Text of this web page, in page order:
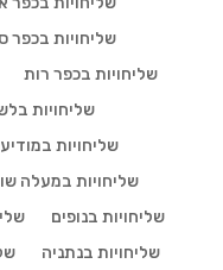
שליחויות בכפר
שליחויות בכפר רות
שליחויות
שליחויות
שליחויות במעלה
שליחויות בנופים
שליחויות בנתניה